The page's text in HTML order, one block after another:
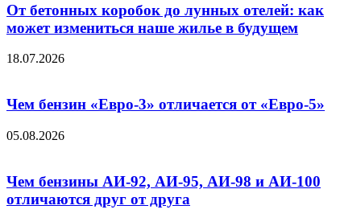
От бетонных коробок до лунных отелей: как
может измениться наше жилье в будущем
18.07.2026
Чем бензин «Евро-3» отличается от «Евро-5»
05.08.2026
Чем бензины АИ-92, АИ-95, АИ-98 и АИ-100
отличаются друг от друга